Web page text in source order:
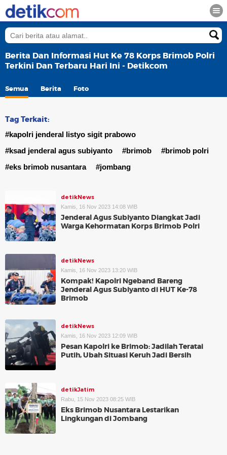
Berita Dan Informasi Hut Ke 78 Korps Brimob Polri
Terkini Dan Terbaru Hari Ini - Detikcom
Semua Berita Foto
Tag Terkait:
#kapolri jenderal listyo sigit prabowo
#ksad jenderal agus subiyanto
#brimob
#brimob polri
#eks brimob nusantara
#jombang
detikNews
Kamis, 16 Nov 2023 14:08 WIB
Jenderal Agus Subiyanto Diangkat Jadi
Warga Kehormatan Korps Brimob Polri
detikNews
Kamis, 16 Nov 2023 13:20 WIB
Kompak! Kapolri Ngeband Bareng
Jenderal Agus Subiyanto di HUT Ke-78
Brimob
detikNews
Kamis, 16 Nov 2023 12:09 WIB
Pesan Kapolri ke Brimob: Jadilah Teratai
Putih, Ubah Situasi Keruh Jadi Bersih
detikJatim
Rabu, 15 Nov 2023 08:25 WIB
Eks Brimob Nusantara Lestarikan
Lingkungan di Jombang